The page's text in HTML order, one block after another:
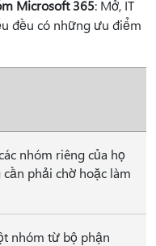
Microsoft 365: Mở, IT
đều có những ưu điểm
nhóm riêng của họ
phải chờ hoặc làm
nhóm từ bộ phận